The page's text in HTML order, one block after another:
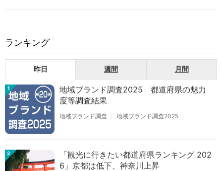
ランキング
昨日 週間 月間
1
地域ブランド調査2025 都道府県の魅力
度等調査結果
地域ブランド調査 地域ブランド調査2025
2
「観光に行きたい都道府県ランキング 202
6」京都は低下、神奈川上昇